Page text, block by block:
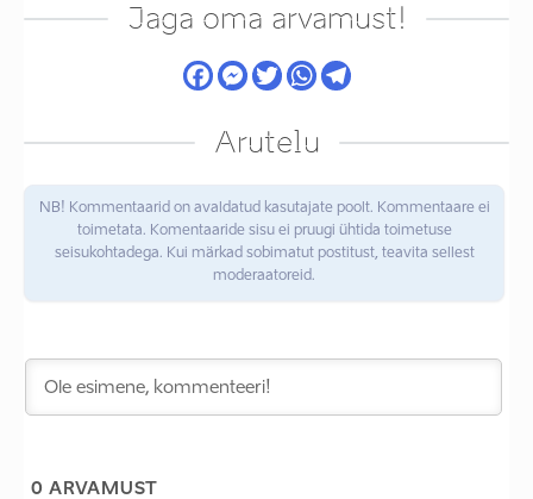
Jaga oma arvamust!
Arutelu
NB! Kommentaarid on avaldatud kasutajate poolt. Kommentaare ei
toimetata. Komentaaride sisu ei pruugi ühtida toimetuse
seisukohtadega. Kui märkad sobimatut postitust, teavita sellest
moderaatoreid.
0 ARVAMUST